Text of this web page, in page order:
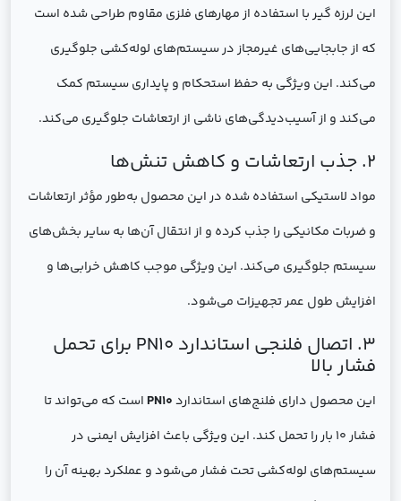
این لرزه گیر با استفاده از مهارهای فلزی مقاوم طراحی شده است
که از جابجایی‌های غیرمجاز در سیستم‌های لوله‌کشی جلوگیری
می‌کند. این ویژگی به حفظ استحکام و پایداری سیستم کمک
می‌کند و از آسیب‌دیدگی‌های ناشی از ارتعاشات جلوگیری می‌کند.
2. جذب ارتعاشات و کاهش تنش‌ها
مواد لاستیکی استفاده شده در این محصول به‌طور مؤثر ارتعاشات
و ضربات مکانیکی را جذب کرده و از انتقال آن‌ها به سایر بخش‌های
سیستم جلوگیری می‌کند. این ویژگی موجب کاهش خرابی‌ها و
افزایش طول عمر تجهیزات می‌شود.
3. اتصال فلنجی استاندارد PN10 برای تحمل
فشار بالا
این محصول دارای فلنج‌های استانداردPN10است که می‌تواند تا
فشار 10 بار را تحمل کند. این ویژگی باعث افزایش ایمنی در
سیستم‌های لوله‌کشی تحت فشار می‌شود و عملکرد بهینه آن را